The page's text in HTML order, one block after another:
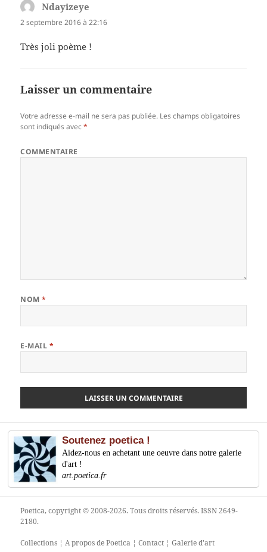
Ndayizeye
2 septembre 2016 à 22:16
Très joli poème !
Laisser un commentaire
Votre adresse e-mail ne sera pas publiée. Les champs obligatoires
sont indiqués avec*
COMMENTAIRE
NOM*
E-MAIL *
Soutenez poetica !
Aidez-nous en achetant une oeuvre dans notre galerie
d'art !
art.poetica.fr
Poetica, copyright © 2008-2026. Tous droits réservés. ISSN 2649-
2180.
Collections ¦A propos de Poetica ¦Contact ¦Galerie d'art